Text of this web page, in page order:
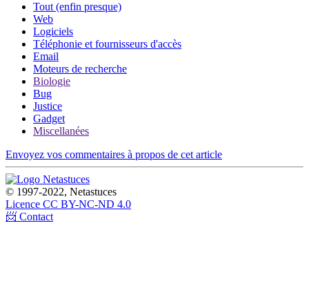
Tout (enfin presque)
Web
Logiciels
Téléphonie et fournisseurs d'accès
Email
Moteurs de recherche
Biologie
Bug
Justice
Gadget
Miscellanées
Envoyez vos commentaires à propos de cet article
© 1997-2022, Netastuces
Licence CC BY-NC-ND 4.0
📨 Contact